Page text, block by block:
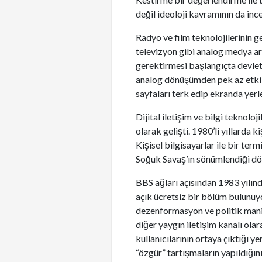
değil ideoloji kavramının da
Radyo ve film teknolojilerinin
televizyon gibi analog medya
gerektirmesi başlangıçta
analog dönüşümden pek az
sayfaları terk edip ekranda
Dijital iletişim ve bilgi
olarak gelişti. 1980’li yıllarda
Kişisel bilgisayarlar ile bir
Soğuk Savaş’ın sönümlendiği
BBS ağları açısından 1983
açık ücretsiz bir bölüm
dezenformasyon ve politik
diğer yaygın iletişim kanalı
kullanıcılarının ortaya
“özgür” tartışmaların